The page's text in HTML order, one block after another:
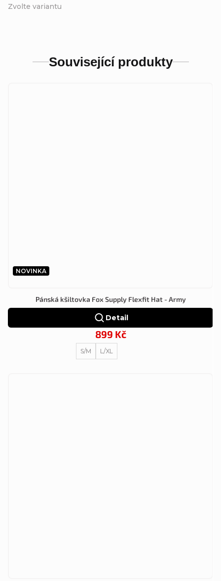
Zvolte variantu
Související produkty
NOVINKA
Pánská kšiltovka Fox Supply Flexfit Hat - Army
899 Kč
Detail
S/M L/XL